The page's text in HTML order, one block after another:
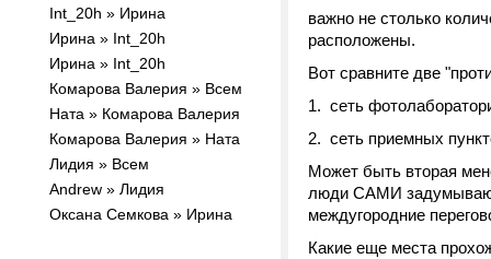
Int_20h » Ирина
Ирина » Int_20h
Ирина » Int_20h
Комарова Валерия » Всем
Ната » Комарова Валерия
Комарова Валерия » Ната
Лидия » Всем
Andrew » Лидия
Оксана Семкова » Ирина
важно не столько
расположены.
Вот сравните две
1. сеть
2. сеть приемных
Может быть вторая
люди САМИ
междугородние
Какие еще места